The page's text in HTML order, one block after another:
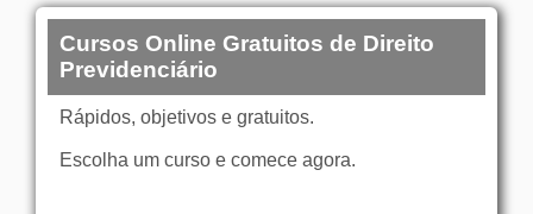
Cursos Online Gratuitos de Direito
Previdenciário
Rápidos, objetivos e gratuitos.
Escolha um curso e comece agora.